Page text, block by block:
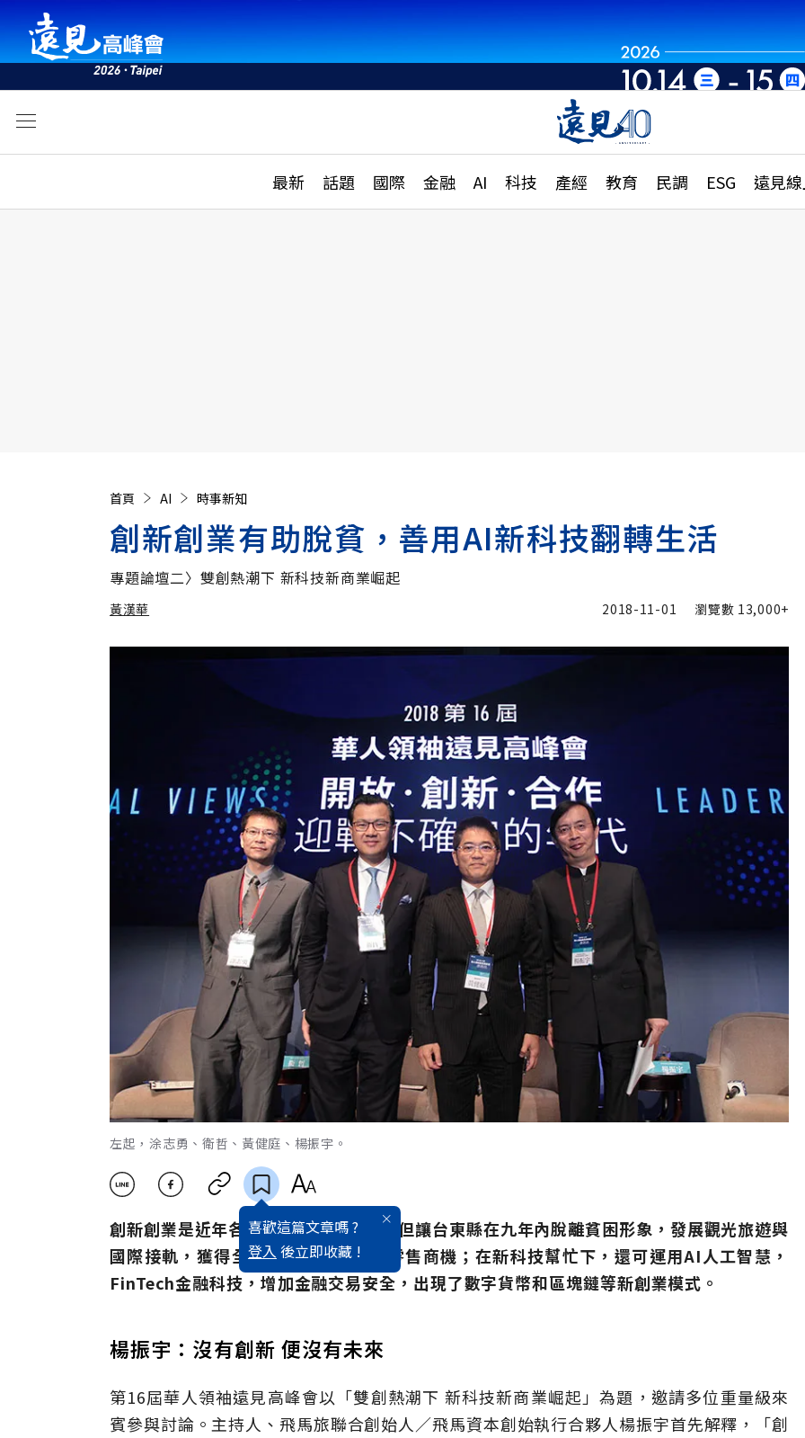
世界重組・洞見
最新 話題 國際 金融 AI 科技 產經 教育 民調 ESG 遠見
活動
話題
國際
特輯
大學升學、職涯攻略
縣市施政調查全解析
首頁 AI 時事新知
創新創業有助脫貧，善用AI新科技翻轉生活
專題論壇二〉雙創熱潮下 新科技新商業崛起
黃漢華
加入追蹤
2018-11-01 瀏覽數 13,000+
左起，涂志勇、衛哲、黃健庭、楊振宇。
喜歡這篇文章嗎 ?
登入 後立即收藏 !
創新創業是近年各界重視的焦點，它不但讓台東縣在九年內脫離貧困形象，發展觀光旅遊與
國際接軌，獲得全球矚目，也衍生新零售商機；在新科技幫忙下，還可運用AI人工智慧，
FinTech金融科技，增加金融交易安全，出現了數字貨幣和區塊鏈等新創業模式。
楊振宇：沒有創新 便沒有未來
第16屆華人領袖遠見高峰會以「雙創熱潮下 新科技新商業崛起」為題，邀請多位重量級來
賓參與討論。主持人、飛馬旅聯合創始人／飛馬資本創始執行合夥人楊振宇首先解釋，「創